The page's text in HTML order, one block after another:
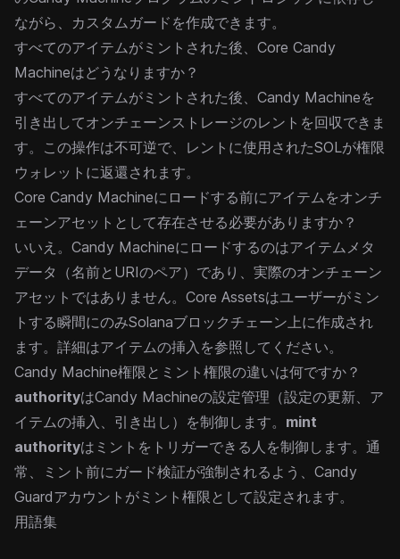
ながら、 カスタムガード を作成できます。
すべてのアイテムがミントされた後、Core Candy
Machineはどうなりますか？
すべてのアイテムがミントされた後、Candy Machineを
引き出してオンチェーンストレージのレントを回収できま
す。この操作は不可逆で、レントに使用されたSOLが権限
ウォレットに返還されます。
Core Candy Machineにロードする前にアイテムをオンチ
ェーンアセットとして存在させる必要がありますか？
いいえ。Candy Machineにロードするのはアイテムメタ
データ（名前とURIのペア）であり、実際のオンチェーン
アセットではありません。Core Assetsはユーザーがミン
トする瞬間にのみSolanaブロックチェーン上に作成され
ます。詳細はアイテムの挿入 を参照してください。
Candy Machine権限とミント権限の違いは何ですか？
authorityはCandy Machineの設定管理（設定の更新、ア
イテムの挿入、引き出し）を制御します。 mint
authorityはミントをトリガーできる人を制御します。通
常、ミント前にガード検証が強制されるよう、 Candy
Guardアカウントがミント権限として設定されます。
用語集